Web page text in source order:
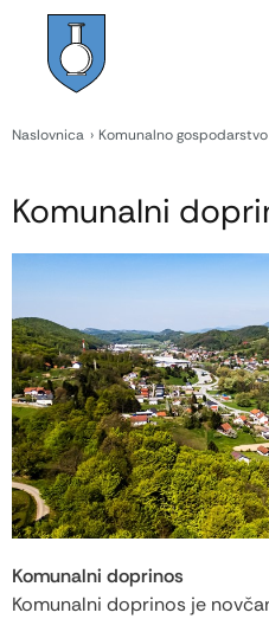
Naslovnica Komunalno gospodarstvo
Komunalni
Komunalni doprinos
Komunalni doprinos je